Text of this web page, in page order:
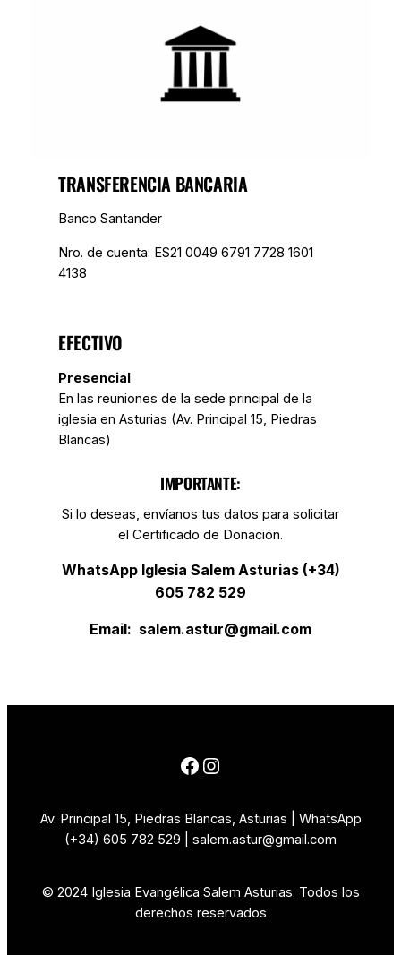
TRANSFERENCIA BANCARIA
Banco Santander
Nro. de cuenta: ES21 0049 6791 7728 1601
4138
EFECTIVO
Presencial
En las reuniones de la sede principal de la
iglesia en Asturias (Av. Principal 15, Piedras
Blancas)
IMPORTANTE:
Si lo deseas, envíanos tus datos para solicitar
el Certificado de Donación.
WhatsApp Iglesia Salem Asturias (+34)
605 782 529
Email: salem.astur@gmail.com
Facebook
Instagram
Av. Principal 15, Piedras Blancas, Asturias | WhatsApp
(+34) 605 782 529 | salem.astur@gmail.com
© 2024 Iglesia Evangélica Salem Asturias. Todos los
derechos reservados